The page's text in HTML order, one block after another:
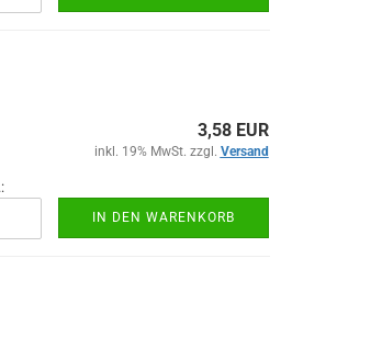
3,58 EUR
inkl. 19% MwSt. zzgl. Versand
IN DEN WARENKORB